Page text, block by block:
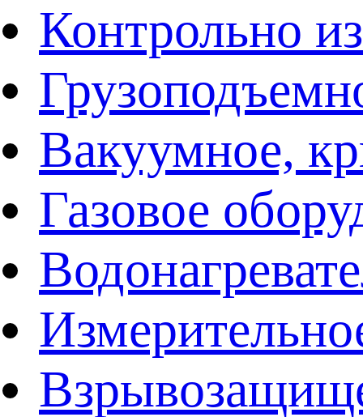
Контрольно
Вакуумное,
Газовое